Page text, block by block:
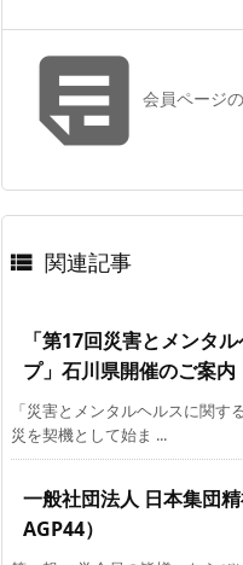
会員ページ
 関連記事
「第17回災害とメンタ
プ」石川県開催のご案内
「災害とメンタルヘルスに関
災を契機として始ま ...
一般社団法人 日本集団
AGP44）